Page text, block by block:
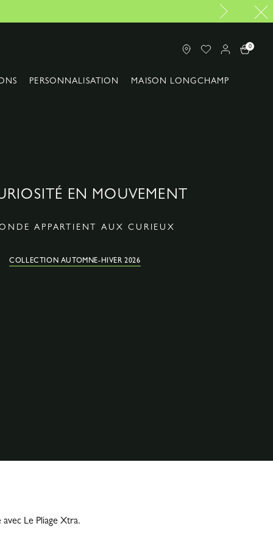
0
PERSONNALISATION MAISON LONGCHAMP
EN MOUVEMENT
APPARTIENT AUX CURIEUX
COLLECTION AUTOMNE-HIVER 2026
Le Pliage Xtra.